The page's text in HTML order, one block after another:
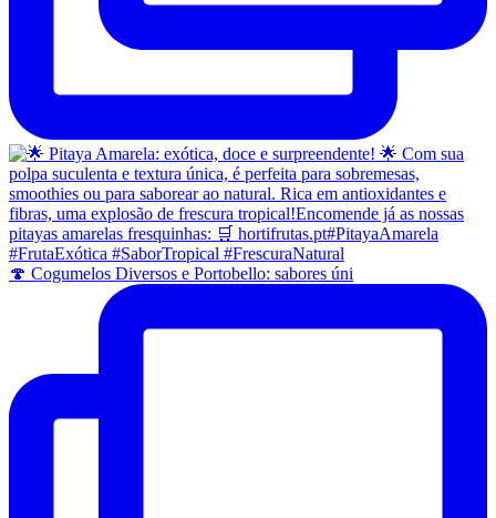
🍄 Cogumelos Diversos e Portobello: sabores úni